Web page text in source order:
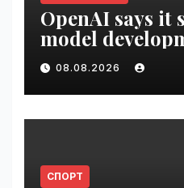
OpenAI says it
model
security
08.08.2026
СПОРТ